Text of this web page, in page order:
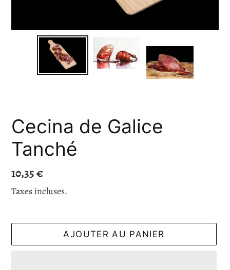
Cecina de Galice
Tanché
Prix
normal
10,35 €
Taxes incluses.
AJOUTER AU PANIER